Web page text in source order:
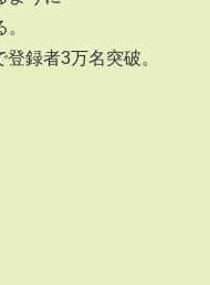
録者3万名突破。